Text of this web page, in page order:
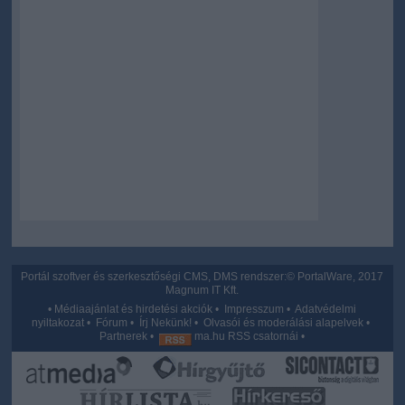
Portál szoftver és szerkesztőségi CMS, DMS rendszer:© PortalWare, 2017
Magnum IT Kft.
• Médiaajánlat és hirdetési akciók • Impresszum •Adatvédelmi
nyiltakozat • Fórum • Írj Nekünk! •Olvasói és moderálási alapelvek •
Partnerek • ma.hu RSS csatornái •